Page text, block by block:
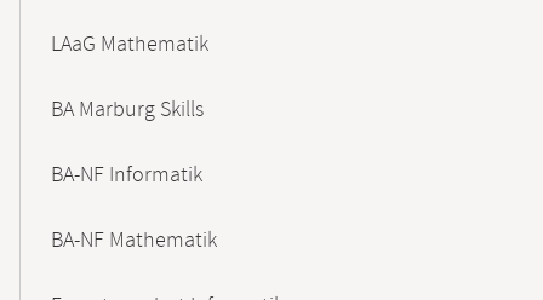
LAaG Mathematik
BA Marburg Skills
BA-NF Informatik
BA-NF Mathematik